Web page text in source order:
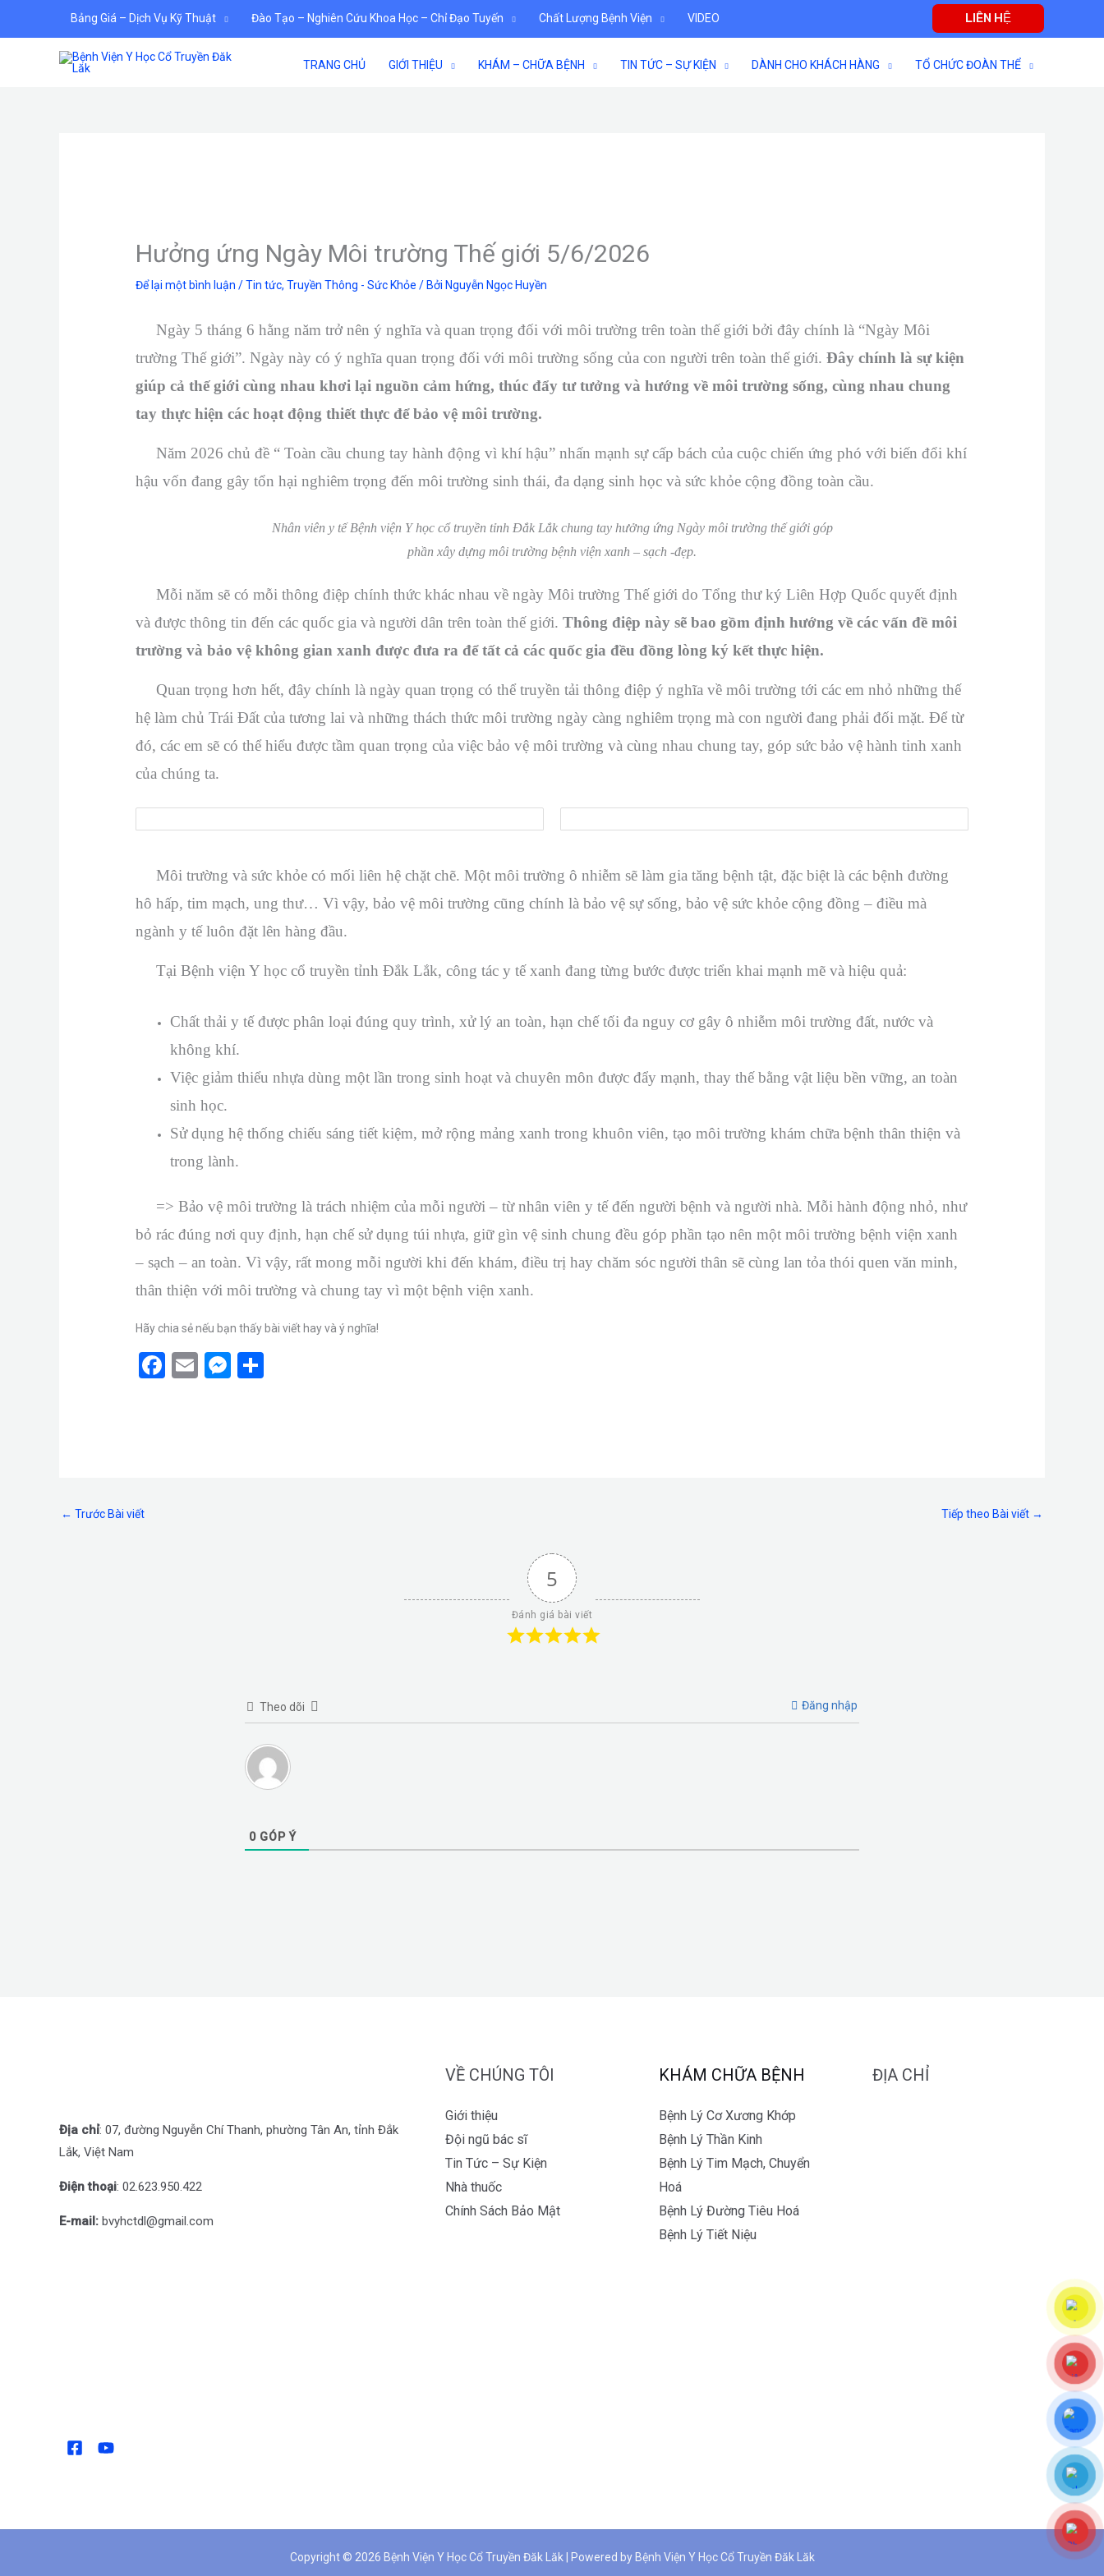
Bảng Giá – Dịch Vụ Kỹ Thuật Đào Tạo – Nghiên Cứu Khoa Học – Chỉ Đạo Tuyến Chất Lượng Bệnh Viện VIDEO LIÊN HỆ
TRANG CHỦ GIỚI THIỆU KHÁM – CHỮA BỆNH TIN TỨC – SỰ KIỆN DÀNH CHO KHÁCH HÀNG TỔ CHỨC ĐOÀN THỂ
Hưởng ứng Ngày Môi trường Thế giới 5/6/2026
Để lại một bình luận /Tin tức,Truyền Thông - Sức Khỏe / Bởi Nguyễn Ngọc Huyền
Ngày 5 tháng 6 hằng năm trở nên ý nghĩa và quan trọng đối với môi trường trên toàn thế giới bởi đây chính là “Ngày Môi
trường Thế giới”. Ngày này có ý nghĩa quan trọng đối với môi trường sống của con người trên toàn thế giới. Đây chính là sự kiện
giúp cả thế giới cùng nhau khơi lại nguồn cảm hứng, thúc đẩy tư tưởng và hướng về môi trường sống, cùng nhau chung
tay thực hiện các hoạt động thiết thực để bảo vệ môi trường.
Năm 2026 chủ đề “ Toàn cầu chung tay hành động vì khí hậu” nhấn mạnh sự cấp bách của cuộc chiến ứng phó với biến đổi khí
hậu vốn đang gây tổn hại nghiêm trọng đến môi trường sinh thái, đa dạng sinh học và sức khỏe cộng đồng toàn cầu.
Nhân viên y tế Bệnh viện Y học cổ truyền tỉnh Đắk Lắk chung tay hưởng ứng Ngày môi trường thế giới góp
phần xây dựng môi trường bệnh viện xanh – sạch -đẹp.
Mỗi năm sẽ có mỗi thông điệp chính thức khác nhau về ngày Môi trường Thế giới do Tổng thư ký Liên Hợp Quốc quyết định
và được thông tin đến các quốc gia và người dân trên toàn thế giới. Thông điệp này sẽ bao gồm định hướng về các vấn đề môi
trường và bảo vệ không gian xanh được đưa ra để tất cả các quốc gia đều đồng lòng ký kết thực hiện.
Quan trọng hơn hết, đây chính là ngày quan trọng có thể truyền tải thông điệp ý nghĩa về môi trường tới các em nhỏ những thế
hệ làm chủ Trái Đất của tương lai và những thách thức môi trường ngày càng nghiêm trọng mà con người đang phải đối mặt. Để từ
đó, các em sẽ có thể hiểu được tầm quan trọng của việc bảo vệ môi trường và cùng nhau chung tay, góp sức bảo vệ hành tinh xanh
của chúng ta.
Môi trường và sức khỏe có mối liên hệ chặt chẽ. Một môi trường ô nhiễm sẽ làm gia tăng bệnh tật, đặc biệt là các bệnh đường
hô hấp, tim mạch, ung thư… Vì vậy, bảo vệ môi trường cũng chính là bảo vệ sự sống, bảo vệ sức khỏe cộng đồng – điều mà
ngành y tế luôn đặt lên hàng đầu.
Tại Bệnh viện Y học cổ truyền tỉnh Đắk Lắk, công tác y tế xanh đang từng bước được triển khai mạnh mẽ và hiệu quả:
Chất thải y tế được phân loại đúng quy trình, xử lý an toàn, hạn chế tối đa nguy cơ gây ô nhiễm môi trường đất, nước và
không khí.
Việc giảm thiểu nhựa dùng một lần trong sinh hoạt và chuyên môn được đẩy mạnh, thay thế bằng vật liệu bền vững, an toàn
sinh học.
Sử dụng hệ thống chiếu sáng tiết kiệm, mở rộng mảng xanh trong khuôn viên, tạo môi trường khám chữa bệnh thân thiện và
trong lành.
=> Bảo vệ môi trường là trách nhiệm của mỗi người – từ nhân viên y tế đến người bệnh và người nhà. Mỗi hành động nhỏ, như
bỏ rác đúng nơi quy định, hạn chế sử dụng túi nhựa, giữ gìn vệ sinh chung đều góp phần tạo nên một môi trường bệnh viện xanh
– sạch – an toàn. Vì vậy, rất mong mỗi người khi đến khám, điều trị hay chăm sóc người thân sẽ cùng lan tỏa thói quen văn minh,
thân thiện với môi trường và chung tay vì một bệnh viện xanh.
Hãy chia sẻ nếu bạn thấy bài viết hay và ý nghĩa!
F
E
M
← Trước Bài viết Tiếp theo Bài viết →
5
Đánh giá bài viết
Theo dõi Đăng nhập
0 GÓP Ý
Địa chỉ: 07, đường Nguyễn Chí Thanh, phường Tân An, tỉnh Đắk
Lắk, Việt Nam
Điện thoại: 02.623.950.422
E-mail: bvyhctdl@gmail.com
VỀ CHÚNG TÔI
Giới thiệu
Đội ngũ bác sĩ
Tin Tức – Sự Kiện
Nhà thuốc
Chính Sách Bảo Mật
KHÁM CHỮA BỆNH
Bệnh Lý Cơ Xương Khớp
Bệnh Lý Thần Kinh
Bệnh Lý Tim Mạch, Chuyển
Hoá
Bệnh Lý Đường Tiêu Hoá
Bệnh Lý Tiết Niệu
ĐỊA CHỈ
Copyright © 2026 Bệnh Viện Y Học Cổ Truyền Đăk Lăk | Powered by Bệnh Viện Y Học Cổ Truyền Đăk Lăk